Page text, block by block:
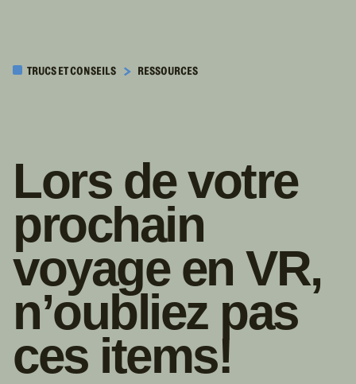
CONTENUTRUCS ET CONSEILS RESSOURCES
Lors de votre
prochain
voyage en VR,
n’oubliez pas
ces items!